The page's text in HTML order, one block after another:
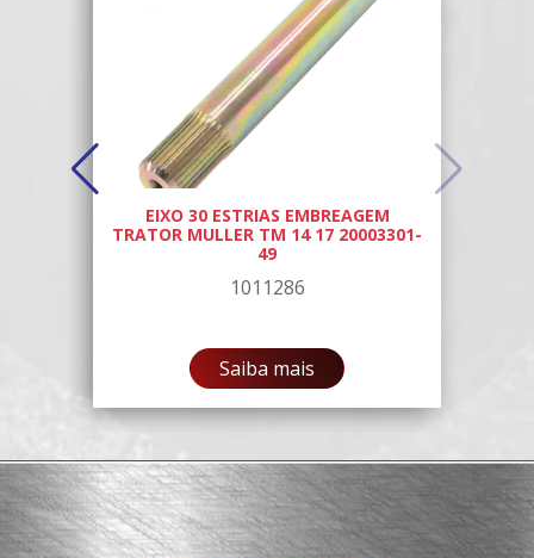
EIXO 30 ESTRIAS EMBREAGEM
TRATOR MULLER TM 14 17 20003301-
49
1011286
Saiba mais